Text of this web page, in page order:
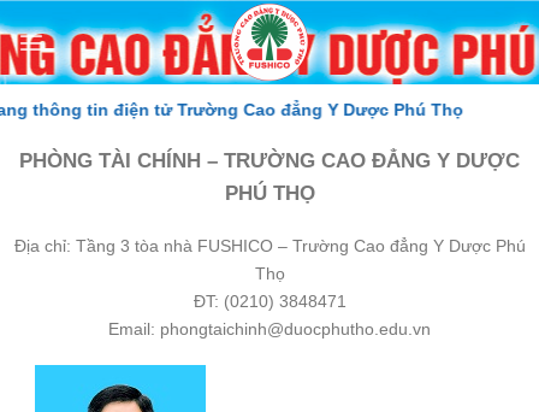
to
content
tin điện tử Trường Cao đẳng Y Dược Phú Thọ
PHÒNG TÀI CHÍNH – TRƯỜNG CAO ĐẲNG Y DƯỢC
PHÚ THỌ
Địa chỉ: Tầng 3 tòa nhà FUSHICO – Trường Cao đẳng Y Dược Phú
Thọ
ĐT: (0210) 3848471
Email: phongtaichinh@duocphutho.edu.vn